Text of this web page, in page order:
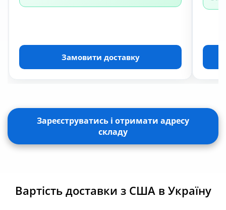
Замовити доставку
Зареєструватись і отримати адресу
складу
Вартість доставки з США в Україну